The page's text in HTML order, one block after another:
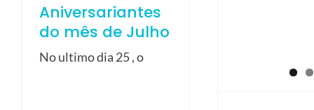
Aniversariantes
do mês de Julho
No ultimo dia 25 , o